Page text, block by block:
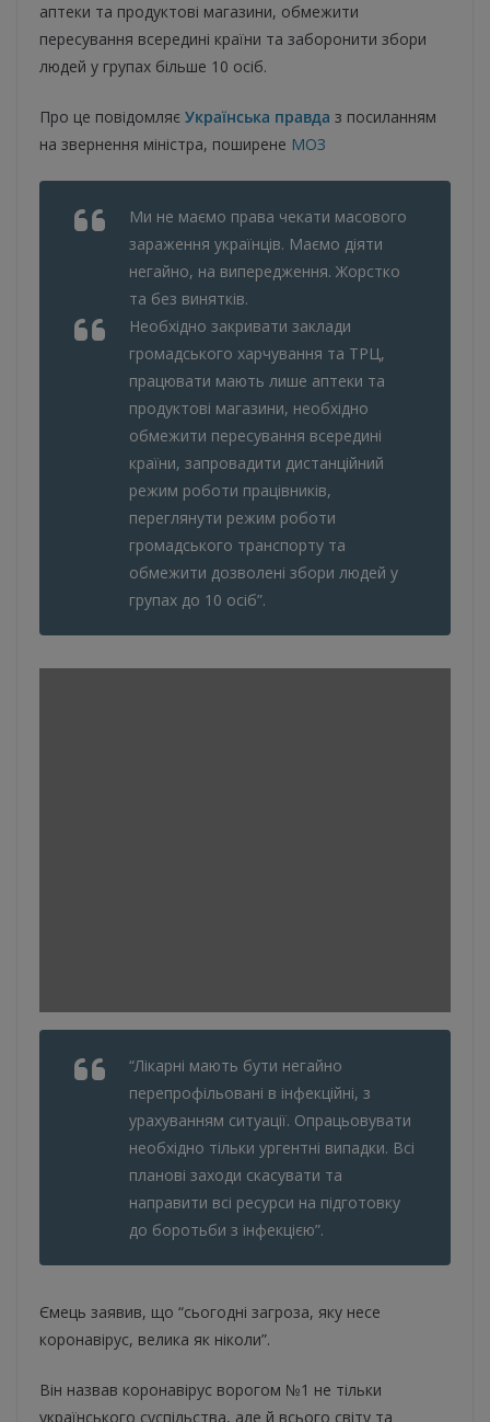
аптеки та продуктові магазини, обмежити
пересування всередині країни та заборонити збори
людей у групах більше 10 осіб.
Про це повідомляє Українська правда з посиланням
на звернення міністра, поширене МОЗ
Ми не маємо права чекати масового
зараження українців. Маємо діяти
негайно, на випередження. Жорстко
та без винятків.
Необхідно закривати заклади
громадського харчування та ТРЦ,
працювати мають лише аптеки та
продуктові магазини, необхідно
обмежити пересування всередині
країни, запровадити дистанційний
режим роботи працівників,
переглянути режим роботи
громадського транспорту та
обмежити дозволені збори людей у
групах до 10 осіб”.
“Лікарні мають бути негайно
перепрофільовані в інфекційні, з
урахуванням ситуації. Опрацьовувати
необхідно тільки ургентні випадки. Всі
планові заходи скасувати та
направити всі ресурси на підготовку
до боротьби з інфекцією”.
Ємець заявив, що “сьогодні загроза, яку несе
коронавірус, велика як ніколи”.
Він назвав коронавірус ворогом №1 не тільки
українського суспільства, але й всього світу та